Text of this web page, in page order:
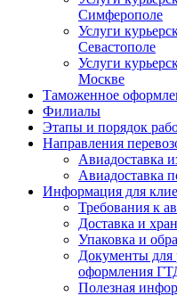
Симферополе
Услуги
Севастополе
Услуги
Москве
Таможенное
Филиалы
Этапы и порядок
Направления
Авиадоставка
Авиадоставка
Информация для
Требования к
Доставка и
Упаковка и
Документы для
оформления
Полезная